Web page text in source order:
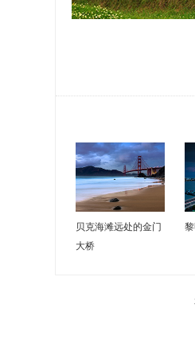
贝克海滩远处的金门
大桥